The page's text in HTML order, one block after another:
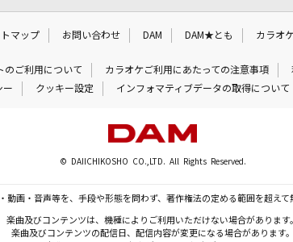
マップ お問い合わせ DAM DAM★とも カラオ
のご利用について カラオケご利用にあたっての注意事項
ー クッキー設定 インフォマティブデータの取得について
© DAIICHIKOSHO CO.,LTD. All Rights Reserved.
動画・音声等を、手段や形態を問わず、著作権法の定める範囲を超え
楽曲及びコンテンツは、機種によりご利用いただけない場合があります
楽曲及びコンテンツの配信日、配信内容が変更になる場合があります。